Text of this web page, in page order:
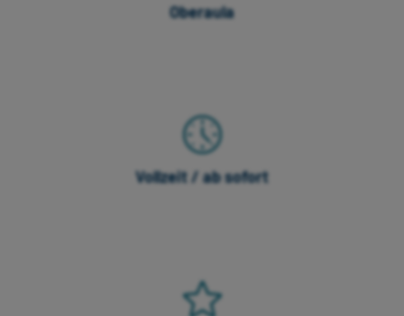
Oberaula
Vollzeit / ab sofort